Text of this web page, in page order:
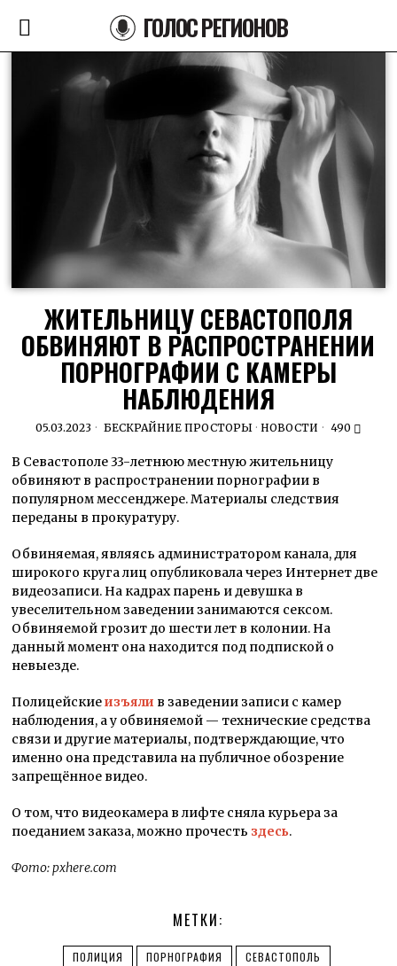
ГОЛОС РЕГИОНОВ
ЖИТЕЛЬНИЦУ СЕВАСТОПОЛЯ
ОБВИНЯЮТ В РАСПРОСТРАНЕНИИ
ПОРНОГРАФИИ С КАМЕРЫ
НАБЛЮДЕНИЯ
05.03.2023 БЕСКРАЙНИЕ ПРОСТОРЫ · НОВОСТИ 490
В Севастополе 33-летнюю местную жительницу
обвиняют в распространении порнографии в
популярном мессенджере. Материалы следствия
переданы в прокуратуру.
Обвиняемая, являясь администратором канала, для
широкого круга лиц опубликовала через Интернет две
видеозаписи. На кадрах парень и девушка в
увеселительном заведении занимаются сексом.
Обвиняемой грозит до шести лет в колонии. На
данный момент она находится под подпиской о
невыезде.
Полицейскиеизъяли в заведении записи с камер
наблюдения, а у обвиняемой — технические средства
связи и другие материалы, подтверждающие, что
именно она представила на публичное обозрение
запрещённое видео.
О том, что видеокамера в лифте сняла курьера за
поеданием заказа, можно прочесть здесь.
Фото: pxhere.com
МЕТКИ:
ПОЛИЦИЯ ПОРНОГРАФИЯ
СЕВАСТОПОЛЬ